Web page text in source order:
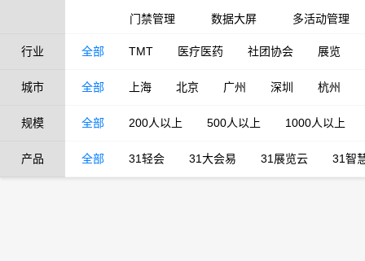
门禁管理
数据大屏 多活动管理
行业 全部 TMT 医疗医药 社团协会 展览
城市 全部 上海 北京 广州 深圳 杭州
规模 全部 200人以上 500人以上 1000人以上
产品 全部 31轻会 31大会易 31展览云 31智